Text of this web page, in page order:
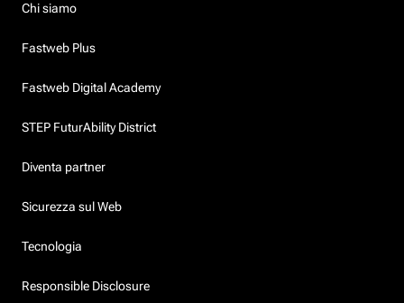
Chi siamo
Fastweb Plus
Fastweb Digital Academy
STEP FuturAbility District
Diventa partner
Sicurezza sul Web
Tecnologia
Responsible Disclosure